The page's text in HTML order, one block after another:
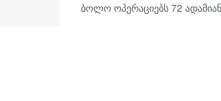
ბოლო ოპერაციებს 72